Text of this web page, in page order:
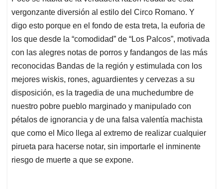
vergonzante diversión al estilo del Circo Romano. Y
digo esto porque en el fondo de esta treta, la euforia de
los que desde la “comodidad” de “Los Palcos”, motivada
con las alegres notas de porros y fandangos de las más
reconocidas Bandas de la región y estimulada con los
mejores wiskis, rones, aguardientes y cervezas a su
disposición, es la tragedia de una muchedumbre de
nuestro pobre pueblo marginado y manipulado con
pétalos de ignorancia y de una falsa valentía machista
que como el Mico llega al extremo de realizar cualquier
pirueta para hacerse notar, sin importarle el inminente
riesgo de muerte a que se expone.